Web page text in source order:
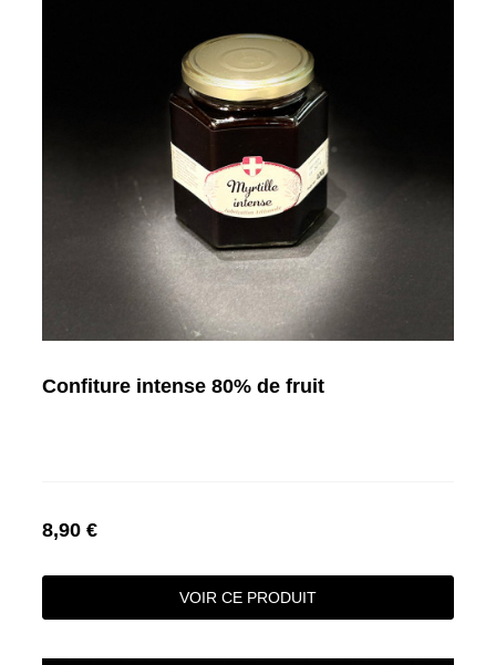
Confiture intense 80% de fruit
8,90 €
VOIR CE PRODUIT